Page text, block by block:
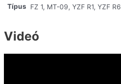
Típus FZ 1, MT-09, YZF R1, YZF R6
Videó